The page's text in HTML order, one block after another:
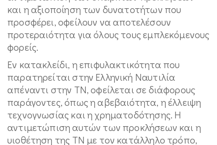
και η αξιοποίηση των δυνατοτήτων που
προσφέρει, οφείλουν να αποτελέσουν
προτεραιότητα για όλους τους εμπλεκόμενους
φορείς.
Εν κατακλείδι, η επιφυλακτικότητα που
παρατηρείται στην Ελληνική Ναυτιλία
απέναντι στην ΤΝ, οφείλεται σε διάφορους
παράγοντες, όπως η αβεβαιότητα, η έλλειψη
τεχνογνωσίας και η χρηματοδότησης. Η
αντιμετώπιση αυτών των προκλήσεων και η
υιοθέτηση της ΤΝ με τον κατάλληλο τρόπο,